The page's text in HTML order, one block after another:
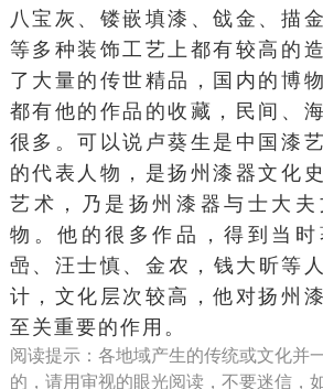
八宝灰、镂嵌填漆、戗金、描
等多种装饰工艺上都有较高的
了大量的传世精品，国内的博
都有他的作品的收藏，民间、
很多。可以说卢葵生是中国漆
的代表人物，是扬州漆器文化
艺术，乃是扬州漆器与 士大夫
物。他的很多作品，得到当
喦 、汪士慎、 金农 ，钱大昕等
计，文化层次较高，他对扬州
至关重要的作用。
阅读提示：各地域产生的传统或文化并
的，请用审视的眼光阅读，不要迷信，